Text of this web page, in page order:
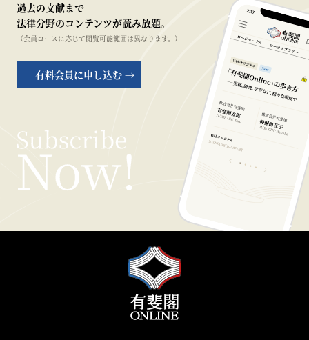
過去の文献まで
法律分野のコンテンツが読み放題。
（会員コースに応じて閲覧可能範囲は異なります。）
有料会員に申し込む →